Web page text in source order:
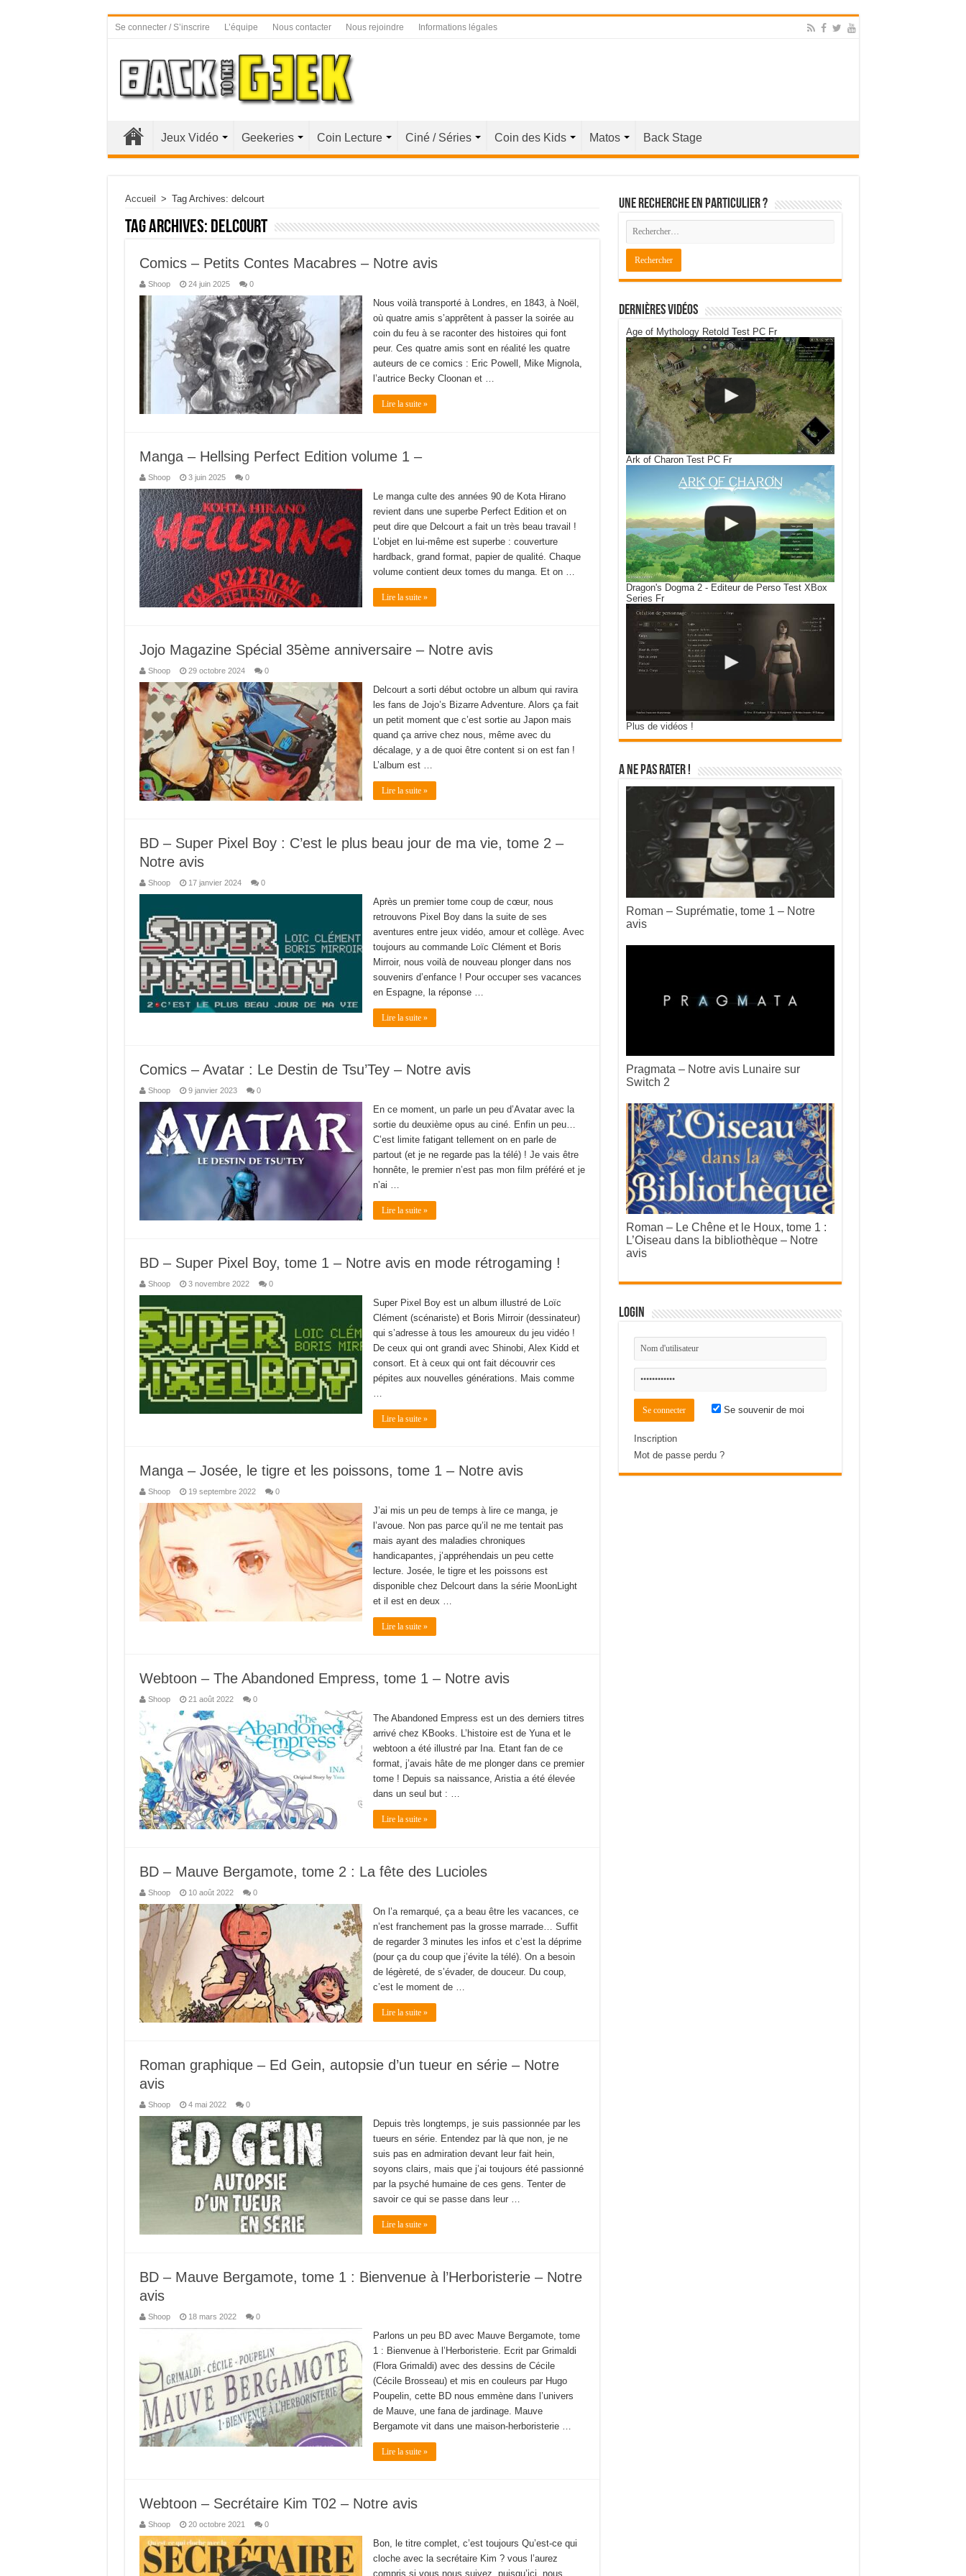
Se connecter / S’inscrire L’équipe Nous contacter Nous rejoindre Informations légales
Jeux Vidéo Geekeries Coin Lecture Ciné / Séries Coin des Kids Matos Back Stage
Accueil > Tag Archives: delcourt
Tag Archives: delcourt
Comics – Petits Contes Macabres – Notre avis
Shoop 24 juin 2025 0
Nous voilà transporté à Londres, en 1843, à Noël,
où quatre amis s’apprêtent à passer la soirée au
coin du feu à se raconter des histoires qui font
peur. Ces quatre amis sont en réalité les quatre
auteurs de ce comics : Eric Powell, Mike Mignola,
l’autrice Becky Cloonan et …
Lire la suite »
Manga – Hellsing Perfect Edition volume 1 –
Shoop 3 juin 2025 0
Le manga culte des années 90 de Kota Hirano
revient dans une superbe Perfect Edition et on
peut dire que Delcourt a fait un très beau travail !
L’objet en lui-même est superbe : couverture
hardback, grand format, papier de qualité. Chaque
volume contient deux tomes du manga. Et on …
Lire la suite »
Jojo Magazine Spécial 35ème anniversaire – Notre avis
Shoop 29 octobre 2024 0
Delcourt a sorti début octobre un album qui ravira
les fans de Jojo’s Bizarre Adventure. Alors ça fait
un petit moment que c’est sortie au Japon mais
quand ça arrive chez nous, même avec du
décalage, y a de quoi être content si on est fan !
L’album est …
Lire la suite »
BD – Super Pixel Boy : C’est le plus beau jour de ma vie, tome 2 –
Notre avis
Shoop 17 janvier 2024 0
Après un premier tome coup de cœur, nous
retrouvons Pixel Boy dans la suite de ses
aventures entre jeux vidéo, amour et collège. Avec
toujours au commande Loïc Clément et Boris
Mirroir, nous voilà de nouveau plonger dans nos
souvenirs d’enfance ! Pour occuper ses vacances
en Espagne, la réponse …
Lire la suite »
Comics – Avatar : Le Destin de Tsu’Tey – Notre avis
Shoop 9 janvier 2023 0
En ce moment, un parle un peu d’Avatar avec la
sortie du deuxième opus au ciné. Enfin un peu…
C’est limite fatigant tellement on en parle de
partout (et je ne regarde pas la télé) ! Je vais être
honnête, le premier n’est pas mon film préféré et je
n’ai …
Lire la suite »
BD – Super Pixel Boy, tome 1 – Notre avis en mode rétrogaming !
Shoop 3 novembre 2022 0
Super Pixel Boy est un album illustré de Loïc
Clément (scénariste) et Boris Mirroir (dessinateur)
qui s’adresse à tous les amoureux du jeu vidéo !
De ceux qui ont grandi avec Shinobi, Alex Kidd et
consort. Et à ceux qui ont fait découvrir ces
pépites aux nouvelles générations. Mais comme
…
Lire la suite »
Manga – Josée, le tigre et les poissons, tome 1 – Notre avis
Shoop 19 septembre 2022 0
J’ai mis un peu de temps à lire ce manga, je
l’avoue. Non pas parce qu’il ne me tentait pas
mais ayant des maladies chroniques
handicapantes, j’appréhendais un peu cette
lecture. Josée, le tigre et les poissons est
disponible chez Delcourt dans la série MoonLight
et il est en deux …
Lire la suite »
Webtoon – The Abandoned Empress, tome 1 – Notre avis
Shoop 21 août 2022 0
The Abandoned Empress est un des derniers titres
arrivé chez KBooks. L’histoire est de Yuna et le
webtoon a été illustré par Ina. Etant fan de ce
format, j’avais hâte de me plonger dans ce premier
tome ! Depuis sa naissance, Aristia a été élevée
dans un seul but : …
Lire la suite »
BD – Mauve Bergamote, tome 2 : La fête des Lucioles
Shoop 10 août 2022 0
On l’a remarqué, ça a beau être les vacances, ce
n’est franchement pas la grosse marrade… Suffit
de regarder 3 minutes les infos et c’est la déprime
(pour ça du coup que j’évite la télé). On a besoin
de légèreté, de s’évader, de douceur. Du coup,
c’est le moment de …
Lire la suite »
Roman graphique – Ed Gein, autopsie d’un tueur en série – Notre
avis
Shoop 4 mai 2022 0
Depuis très longtemps, je suis passionnée par les
tueurs en série. Entendez par là que non, je ne
suis pas en admiration devant leur fait hein,
soyons clairs, mais que j’ai toujours été passionné
par la psyché humaine de ces gens. Tenter de
savoir ce qui se passe dans leur …
Lire la suite »
BD – Mauve Bergamote, tome 1 : Bienvenue à l’Herboristerie – Notre
avis
Shoop 18 mars 2022 0
Parlons un peu BD avec Mauve Bergamote, tome
1 : Bienvenue à l’Herboristerie. Ecrit par Grimaldi
(Flora Grimaldi) avec des dessins de Cécile
(Cécile Brosseau) et mis en couleurs par Hugo
Poupelin, cette BD nous emmène dans l’univers
de Mauve, une fana de jardinage. Mauve
Bergamote vit dans une maison-herboristerie …
Lire la suite »
Webtoon – Secrétaire Kim T02 – Notre avis
Shoop 20 octobre 2021 0
Bon, le titre complet, c’est toujours Qu’est-ce qui
cloche avec la secrétaire Kim ? vous l’aurez
compris si vous nous suivez, puisqu’ici, nous
Une recherche en particulier ?
Dernières Vidéos
Age of Mythology Retold Test PC Fr
Ark of Charon Test PC Fr
Dragon's Dogma 2 - Editeur de Perso Test XBox
Series Fr
Plus de vidéos !
A ne pas rater !
Roman – Suprématie, tome 1 – Notre
avis
Pragmata – Notre avis Lunaire sur
Switch 2
Roman – Le Chêne et le Houx, tome 1 :
L’Oiseau dans la bibliothèque – Notre
avis
Login
Se souvenir de moi
Inscription
Mot de passe perdu ?